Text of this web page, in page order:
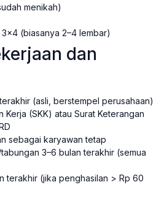
menikah)
(biasanya 2–4 lembar)
dan
(asli, berstempel perusahaan)
Kerja (SKK) atau Surat Keterangan
sebagai karyawan tetap
3–6 bulan terakhir (semua
terakhir (jika penghasilan > Rp 60